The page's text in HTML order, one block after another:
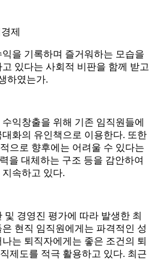
제
을 기록하며 즐거워하는 모습을
있다는 사회적 비판을 함께 받고
하였는가.
익창출을 위해 기존 임직원들에
화의 유인책으로 이용한다. 또한
으로 향후에는 어려울 수 있다는
을 대체하는 구조 등을 감안하여
속하고 있다.
경영진 평가에 따라 발생한 최
현직 임직원에게는 파격적인 성
는 퇴직자에게는 좋은 조건의 퇴
제도를 적극 활용하고 있다. 최근